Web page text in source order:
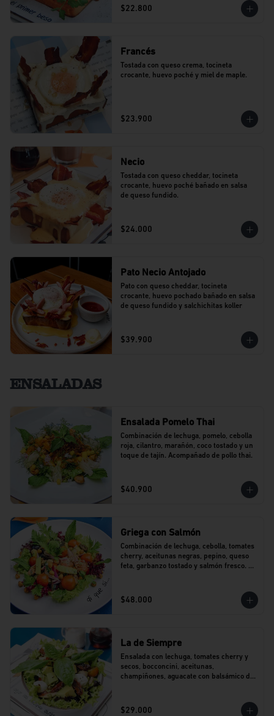
$22.800
Francés
Tostada con queso crema, tocineta
crocante, huevo poché y miel de maple.
$23.900
Necio
Tostada con queso cheddar, tocineta
crocante, huevo poché bañado en salsa
de queso fundido.
$24.000
Pato Necio Antojado
Pato con queso cheddar, tocineta
crocante, huevo pochado bañado en salsa
de queso fundido y salchichitas koller
$39.900
ENSALADAS
Ensalada Pomelo Thai
Combinación de lechuga, pomelo, cebolla
roja, cilantro, marañón, coco tostado y un
toque de tajín. Acompañado de pollo thai.
$40.900
Griega con Salmón
Combinación de lechuga, cebolla, tomates
cherry, aceitunas negras, pepino, queso
feta, garbanzo tostado y salmón fresco.
$48.000
La de Siempre
Ensalada con lechuga, tomates cherry y
secos, bocconcini, aceitunas,
champiñones, aguacate con balsámico de
$29.000